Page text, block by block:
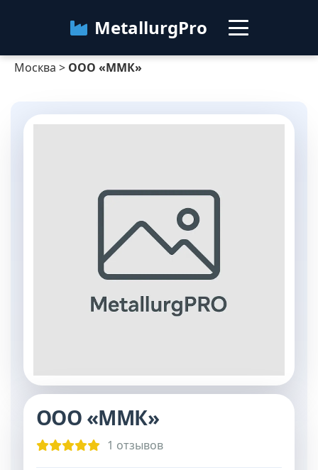
MetallurgPro
Москва
Категории
Контакты
Москва > ООО «ММК»
ООО «ММК»
1 отзывов